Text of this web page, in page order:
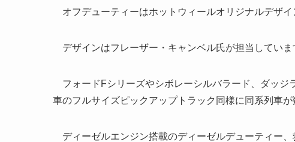
オフデューティーはホットウィールオリジナルデザイ
デザインはフレーザー・キャンベル氏が担当していま
フォードFシリーズやシボレーシルバラード、ダッジ
車のフルサイズピックアップトラック同様に同系列車が
ディーゼルエンジン搭載のディーゼルデューティー